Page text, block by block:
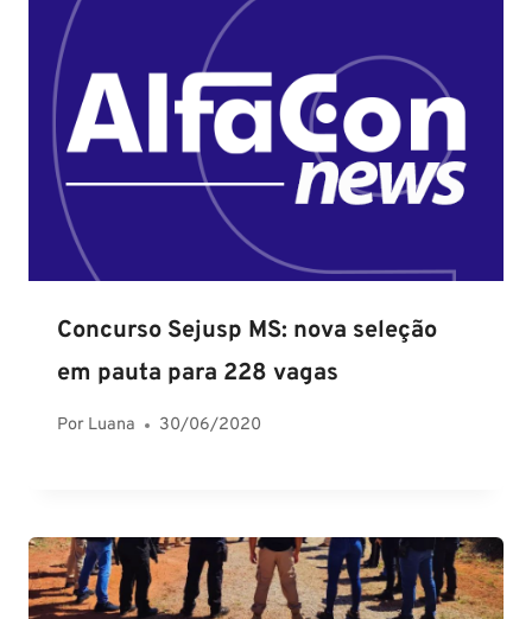
Concurso Sejusp MS: nova seleção
em pauta para 228 vagas
Por Luana 30/06/2020